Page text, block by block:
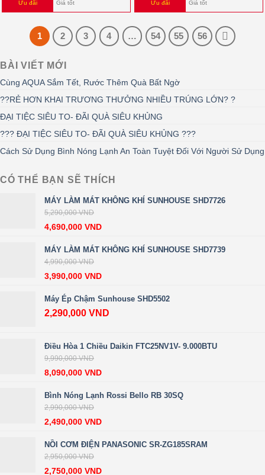
Ưu đãi Giá tốt Ưu đãi Giá tốt
1 2 3 4 … 54 55 56
BÀI VIẾT MỚI
Cùng AQUA Sắm Tết, Rước Thêm Quà Bất Ngờ
??RẺ HƠN KHAI TRƯƠNG THƯỞNG NHIỀU TRÚNG LỚN? ?
ĐẠI TIỆC SIÊU TO- ĐÃI QUÀ SIÊU KHỦNG
??? ĐẠI TIỆC SIÊU TO- ĐÃI QUÀ SIÊU KHỦNG ???
Cách Sử Dụng Bình Nóng Lạnh An Toàn Tuyệt Đối Với Người Sử Dụng
CÓ THỂ BẠN SẼ THÍCH
MÁY LÀM MÁT KHÔNG KHÍ SUNHOUSE SHD7726
5,290,000VND
4,690,000 VND
MÁY LÀM MÁT KHÔNG KHÍ SUNHOUSE SHD7739
4,990,000VND
3,990,000 VND
Máy Ép Chậm Sunhouse SHD5502
2,290,000 VND
Điều Hòa 1 Chiều Daikin FTC25NV1V- 9.000BTU
9,990,000VND
8,090,000 VND
Bình Nóng Lạnh Rossi Bello RB 30SQ
2,990,000VND
2,490,000 VND
NỒI CƠM ĐIỆN PANASONIC SR-ZG185SRAM
2,950,000VND
2,750,000 VND